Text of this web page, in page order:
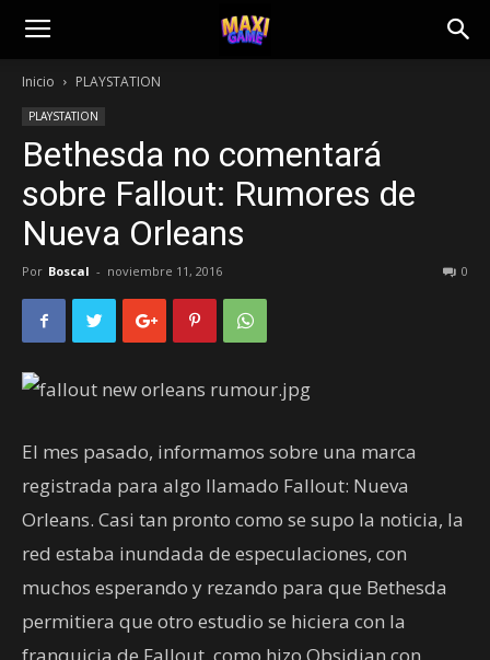
Inicio PLAYSTATION
PLAYSTATION
Bethesda no comentará
sobre Fallout: Rumores de
Nueva Orleans
Por Boscal - noviembre 11, 2016 0
El mes pasado, informamos sobre una marca
registrada para algo llamado Fallout: Nueva
Orleans. Casi tan pronto como se supo la noticia, la
red estaba inundada de especulaciones, con
muchos esperando y rezando para que Bethesda
permitiera que otro estudio se hiciera con la